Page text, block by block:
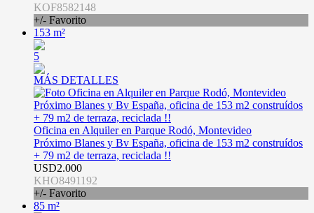
KOF8582148
+/- Favorito
153 m²
5
MÁS DETALLES
Oficina en Alquiler en Parque Rodó, Montevideo
Próximo Blanes y Bv España, oficina de 153 m2 construídos
+ 79 m2 de terraza, reciclada !!
USD2.000
KHO8491192
+/- Favorito
85 m²